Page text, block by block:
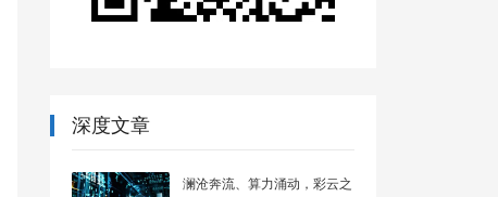
深度文章
澜沧奔流、算力涌动，彩云之